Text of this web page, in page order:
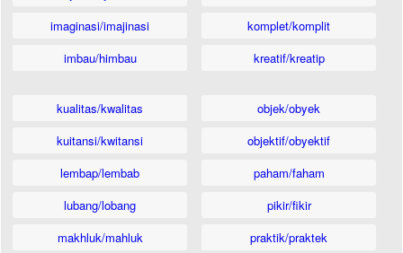
imaginasi/imajinasi
imbau/himbau
komplet/komplit
kreatif/kreatip
kualitas/kwalitas
kuitansi/kwitansi
lembap/lembab
lubang/lobang
makhluk/mahluk
objek/obyek
objektif/obyektif
paham/faham
pikir/fikir
praktik/praktek